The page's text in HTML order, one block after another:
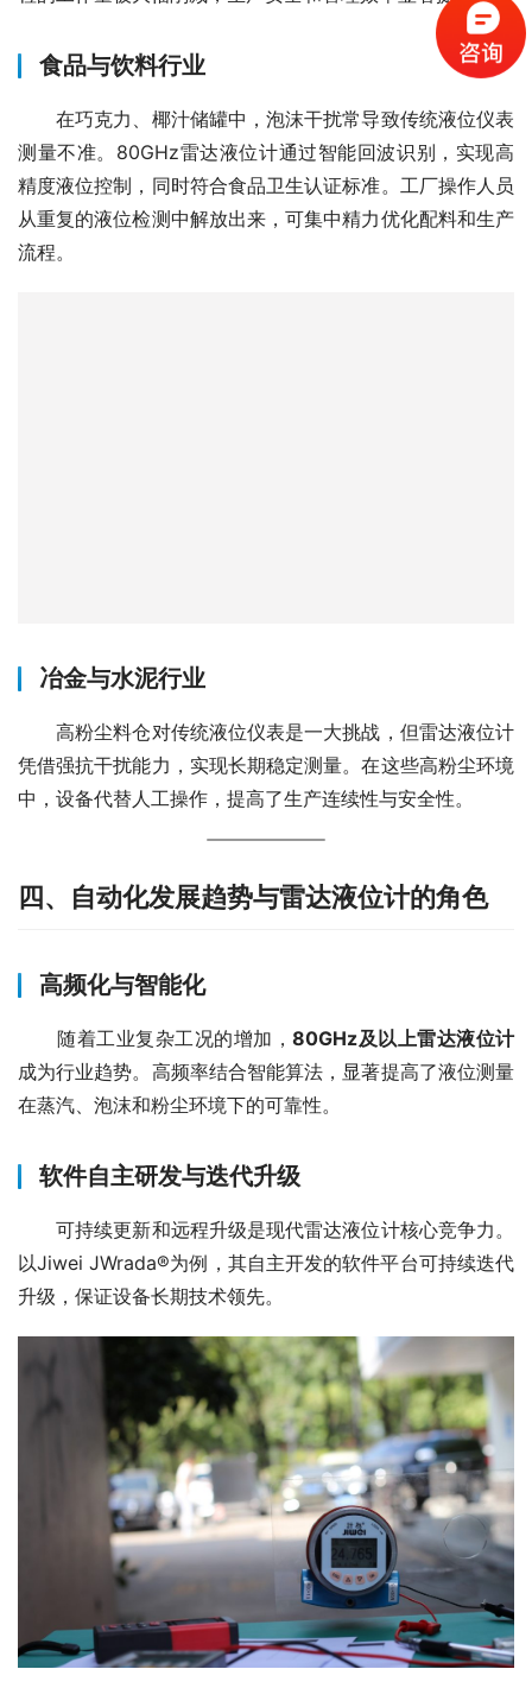
食品与饮料行业
在巧克力、椰汁储罐中，泡沫干扰常导致传统液位仪表
测量不准。80GHz雷达液位计通过智能回波识别，实现高
精度液位控制，同时符合食品卫生认证标准。工厂操作人员
从重复的液位检测中解放出来，可集中精力优化配料和生产
流程。
冶金与水泥行业
高粉尘料仓对传统液位仪表是一大挑战，但雷达液位计
凭借强抗干扰能力，实现长期稳定测量。在这些高粉尘环境
中，设备代替人工操作，提高了生产连续性与安全性。
四、自动化发展趋势与雷达液位计的角色
高频化与智能化
随着工业复杂工况的增加， 80GHz及以上雷达液位计
成为行业趋势。高频率结合智能算法，显著提高了液位测量
在蒸汽、泡沫和粉尘环境下的可靠性。
软件自主研发与迭代升级
可持续更新和远程升级是现代雷达液位计核心竞争力。
以Jiwei JWrada®为例，其自主开发的软件平台可持续迭代
升级，保证设备长期技术领先。